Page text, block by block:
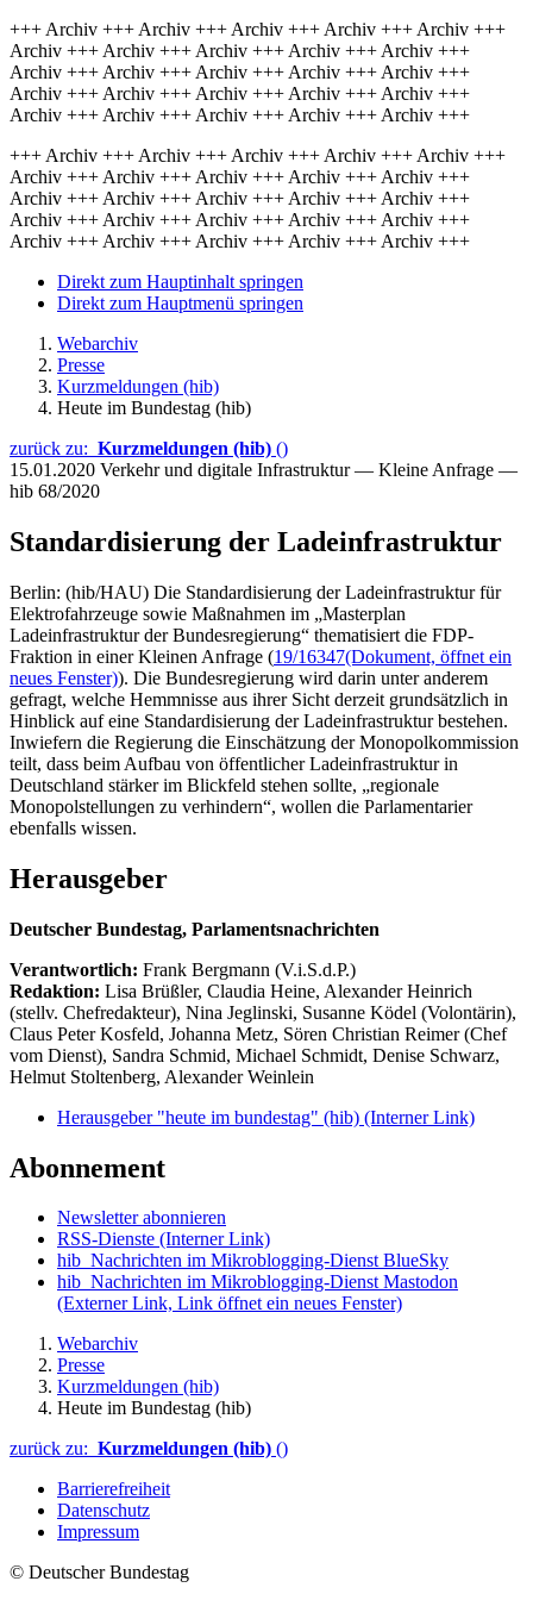
+++ Archiv +++ Archiv +++ Archiv +++ Archiv +++ Archiv +++
Archiv +++ Archiv +++ Archiv +++ Archiv +++ Archiv +++
Archiv +++ Archiv +++ Archiv +++ Archiv +++ Archiv +++
Archiv +++ Archiv +++ Archiv +++ Archiv +++ Archiv +++
Archiv +++ Archiv +++ Archiv +++ Archiv +++ Archiv +++
+++ Archiv +++ Archiv +++ Archiv +++ Archiv +++ Archiv +++
Archiv +++ Archiv +++ Archiv +++ Archiv +++ Archiv +++
Archiv +++ Archiv +++ Archiv +++ Archiv +++ Archiv +++
Archiv +++ Archiv +++ Archiv +++ Archiv +++ Archiv +++
Archiv +++ Archiv +++ Archiv +++ Archiv +++ Archiv +++
Direkt zum Hauptinhalt springen
Direkt zum Hauptmenü springen
Webarchiv
Presse
Kurzmeldungen (hib)
Heute im Bundestag (hib)
zurück zu: Kurzmeldungen (hib) ()
15.01.2020 Verkehr und digitale Infrastruktur — Kleine Anfrage —
hib 68/2020
Standardisierung der Ladeinfrastruktur
Berlin: (hib/HAU) Die Standardisierung der Ladeinfrastruktur für
Elektrofahrzeuge sowie Maßnahmen im „Masterplan
Ladeinfrastruktur der Bundesregierung“ thematisiert die FDP-
Fraktion in einer Kleinen Anfrage (19/16347(Dokument, öffnet ein
neues Fenster)). Die Bundesregierung wird darin unter anderem
gefragt, welche Hemmnisse aus ihrer Sicht derzeit grundsätzlich in
Hinblick auf eine Standardisierung der Ladeinfrastruktur bestehen.
Inwiefern die Regierung die Einschätzung der Monopolkommission
teilt, dass beim Aufbau von öffentlicher Ladeinfrastruktur in
Deutschland stärker im Blickfeld stehen sollte, „regionale
Monopolstellungen zu verhindern“, wollen die Parlamentarier
ebenfalls wissen.
Herausgeber
Deutscher Bundestag, Parlamentsnachrichten
Verantwortlich: Frank Bergmann (V.i.S.d.P.)
Redaktion: Lisa Brüßler, Claudia Heine, Alexander Heinrich
(stellv. Chefredakteur), Nina Jeglinski, Susanne Ködel (Volontärin),
Claus Peter Kosfeld, Johanna Metz, Sören Christian Reimer (Chef
vom Dienst), Sandra Schmid, Michael Schmidt, Denise Schwarz,
Helmut Stoltenberg, Alexander Weinlein
Herausgeber "heute im bundestag" (hib) (Interner Link)
Abonnement
Newsletter abonnieren
RSS-Dienste (Interner Link)
hib_Nachrichten im Mikroblogging-Dienst BlueSky
hib_Nachrichten im Mikroblogging-Dienst Mastodon
(Externer Link, Link öffnet ein neues Fenster)
Webarchiv
Presse
Kurzmeldungen (hib)
Heute im Bundestag (hib)
zurück zu: Kurzmeldungen (hib) ()
Barrierefreiheit
Datenschutz
Impressum
© Deutscher Bundestag